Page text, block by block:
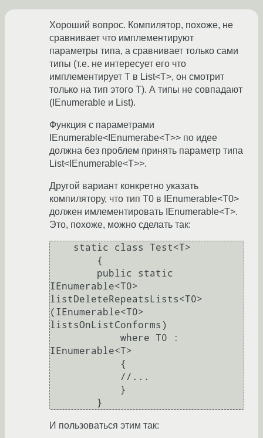
Хороший вопрос. Компилятор, похоже, не
сравнивает что имплементируют
параметры типа, а сравнивает только сами
типы (т.е. не интересует его что
имплементирует T в List<T>, он смотрит
только на тип этого Т). А типы не совпадают
(IEnumerable и List).
Функция с параметрами
IEnumerable<IEnumerabe<T>> по идее
должна без проблем принять параметр типа
List<IEnumerable<T>>.
Другой вариант конкретно указать
компилятору, что тип Т0 в IEnumerable<T0>
должен имлементировать IEnumerable<T>.
Это, похоже, можно сделать так:
IEnumerable<T0>
listDeleteRepeatsLists<T0>
(IEnumerable<T0>
listsOnListConforms)
IEnumerable<T>
И пользоваться этим так: